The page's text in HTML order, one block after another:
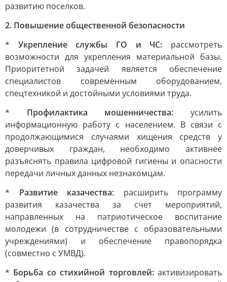
развитию поселков.
2. Повышение общественной безопасности
* Укрепление службы ГО и ЧС: рассмотреть
возможности для укрепления материальной базы.
Приоритетной задачей является обеспечение
специалистов современным оборудованием,
спецтехникой и достойными условиями труда.
* Профилактика мошенничества: усилить
информационную работу с населением. В связи с
продолжающимися случаями хищения средств у
доверчивых граждан, необходимо активнее
разъяснять правила цифровой гигиены и опасности
передачи личных данных незнакомцам.
* Развитие казачества: расширить программу
развития казачества за счет мероприятий,
направленных на патриотическое воспитание
молодежи (в сотрудничестве с образовательными
учреждениями) и обеспечение правопорядка
(совместно с УМВД).
* Борьба со стихийной торговлей:активизировать